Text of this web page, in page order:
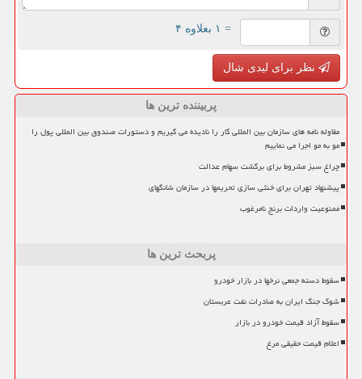
= ۱ بعلاوه ۴
نظر برای لیدی شال
پربیننده ترین ها
مقاوله نامه های سازمان بین المللی کار را نادیده می گیریم و دستورات صندوق بین المللی پول را
مو به مو اجرا می نماییم
چراغ سبز مشروط برای برگشت سهام عدالت
پیشنهاد تهران برای خنثی سازی تحریمها در سازمان شانگهای
ممنوعیت واردات برنج نامرغوب
پربحث ترین ها
سقوط دسته جمعی نرخها در بازار خودرو
شوک جنگ ایران به صادرات نفت عربستان
سقوط آزاد قیمت خودرو در بازار
اعلام قیمت حقیقی مرغ